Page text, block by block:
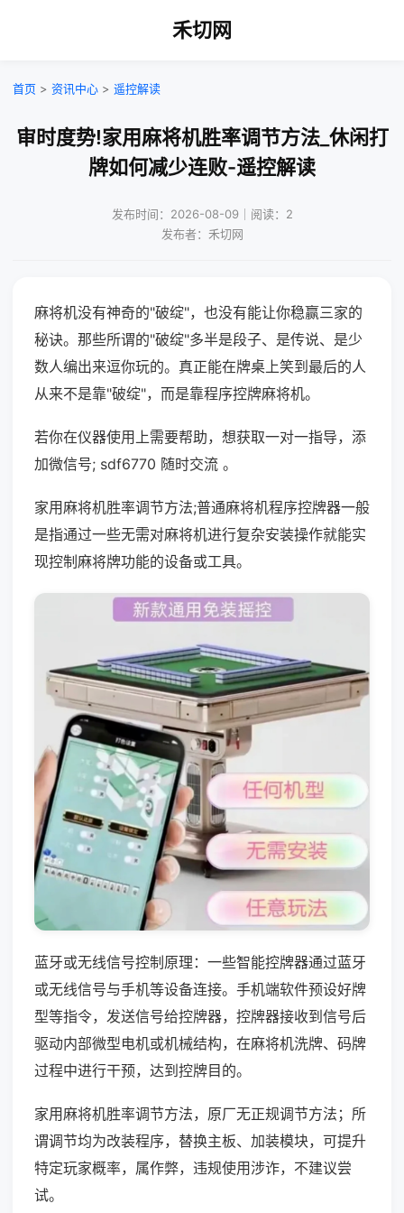
禾切网
首页 > 资讯中心 > 遥控解读
审时度势!家用麻将机胜率调节方法_休闲打
牌如何减少连败-遥控解读
发布时间：2026-08-09｜阅读：2
发布者：禾切网
麻将机没有神奇的"破绽"，也没有能让你稳赢三家的
秘诀。那些所谓的"破绽"多半是段子、是传说、是少
数人编出来逗你玩的。真正能在牌桌上笑到最后的人
从来不是靠"破绽"，而是靠程序控牌麻将机。
若你在仪器使用上需要帮助，想获取一对一指导，添
加微信号; sdf6770 随时交流 。
家用麻将机胜率调节方法;普通麻将机程序控牌器一般
是指通过一些无需对麻将机进行复杂安装操作就能实
现控制麻将牌功能的设备或工具。
蓝牙或无线信号控制原理：一些智能控牌器通过蓝牙
或无线信号与手机等设备连接。手机端软件预设好牌
型等指令，发送信号给控牌器，控牌器接收到信号后
驱动内部微型电机或机械结构，在麻将机洗牌、码牌
过程中进行干预，达到控牌目的。
家用麻将机胜率调节方法，原厂无正规调节方法；所
谓调节均为改装程序，替换主板、加装模块，可提升
特定玩家概率，属作弊，违规使用涉诈，不建议尝
试。